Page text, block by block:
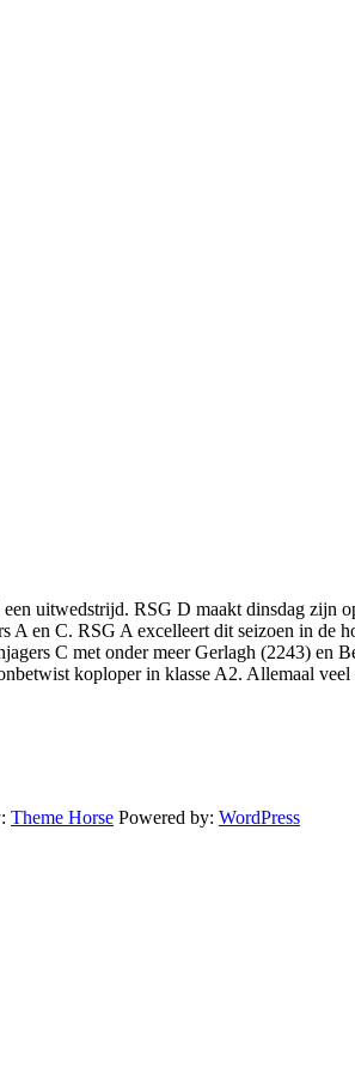
uitwedstrijd. RSG D maakt dinsdag
en C. RSG A excelleert dit seizoen in de
C met onder meer Gerlagh (2243)
koploper in klasse A2. Allemaal
Theme Horse Powered by: WordPress